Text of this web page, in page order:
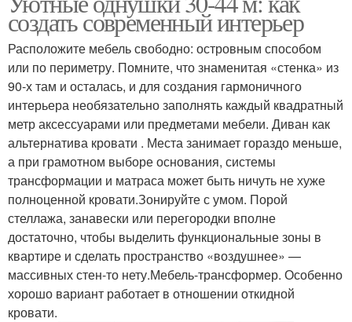
создать современный интерьер
Расположите мебель свободно: островным способом
или по периметру. Помните, что знаменитая «стенка» из
90-х там и осталась, и для создания гармоничного
интерьера необязательно заполнять каждый квадратный
метр аксессуарами или предметами мебели. Диван как
альтернатива кровати . Места занимает гораздо меньше,
а при грамотном выборе основания, системы
трансформации и матраса может быть ничуть не хуже
полноценной кровати.Зонируйте с умом. Порой
стеллажа, занавески или перегородки вполне
достаточно, чтобы выделить функциональные зоны в
квартире и сделать пространство «воздушнее» —
массивных стен-то нету.Мебель-трансформер. Особенно
хорошо вариант работает в отношении откидной
кровати.